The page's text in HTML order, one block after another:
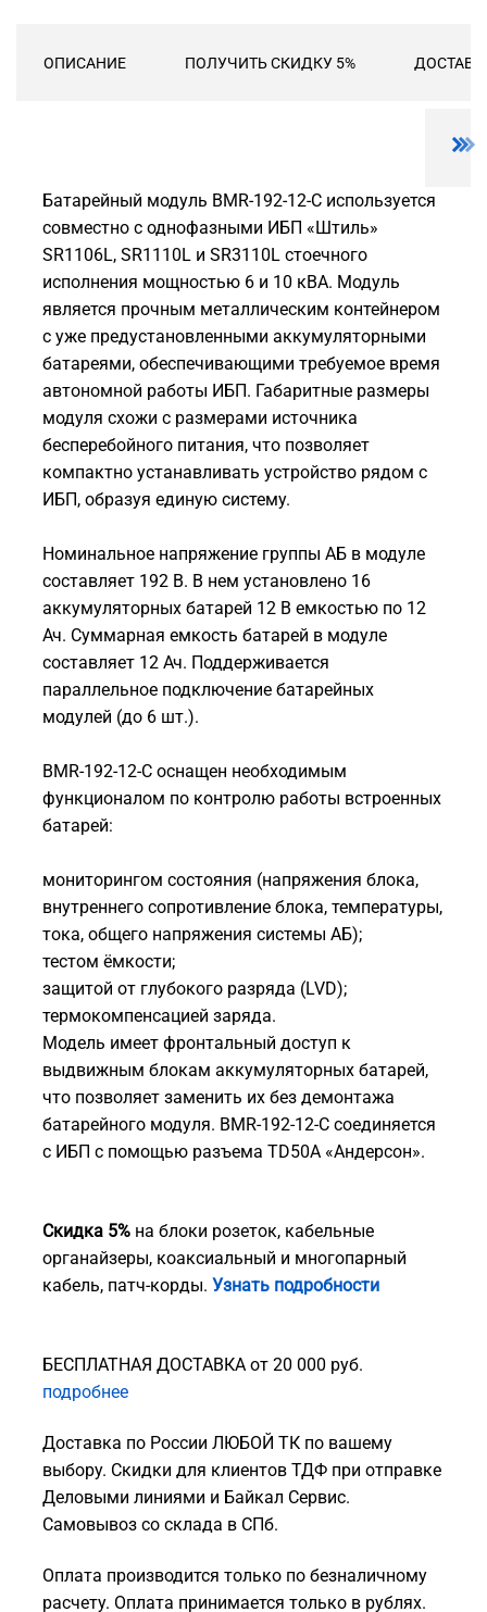
ОПИСАНИЕ ПОЛУЧИТЬ СКИДКУ 5%
Батарейный модуль BMR-192-12-C используется
совместно с однофазными ИБП «Штиль»
SR1106L, SR1110L и SR3110L стоечного
исполнения мощностью 6 и 10 кВА. Модуль
является прочным металлическим контейнером
с уже предустановленными аккумуляторными
батареями, обеспечивающими требуемое время
автономной работы ИБП. Габаритные размеры
модуля схожи с размерами источника
бесперебойного питания, что позволяет
компактно устанавливать устройство рядом с
ИБП, образуя единую систему.
Номинальное напряжение группы АБ в модуле
составляет 192 В. В нем установлено 16
аккумуляторных батарей 12 В емкостью по 12
Ач. Суммарная емкость батарей в модуле
составляет 12 Ач. Поддерживается
параллельное подключение батарейных
модулей (до 6 шт.).
BMR-192-12-C оснащен необходимым
функционалом по контролю работы встроенных
батарей:
мониторингом состояния (напряжения блока,
внутреннего сопротивление блока, температуры,
тока, общего напряжения системы АБ);
тестом ёмкости;
защитой от глубокого разряда (LVD);
термокомпенсацией заряда.
Модель имеет фронтальный доступ к
выдвижным блокам аккумуляторных батарей,
что позволяет заменить их без демонтажа
батарейного модуля. BMR-192-12-C соединяется
с ИБП с помощью разъема TD50A «Андерсон».
Скидка 5% на блоки розеток, кабельные
органайзеры, коаксиальный и многопарный
кабель, патч-корды. Узнать подробности
БЕСПЛАТНАЯ ДОСТАВКА от 20 000 руб.
подробнее
Доставка по России ЛЮБОЙ ТК по вашему
выбору. Скидки для клиентов ТДФ при отправке
Деловыми линиями и Байкал Сервис.
Самовывоз со склада в СПб.
Оплата производится только по безналичному
расчету. Оплата принимается только в рублях.